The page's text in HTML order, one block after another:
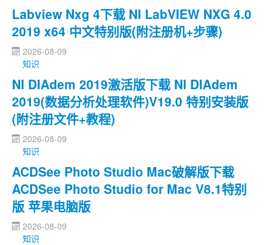
Labview Nxg 4下载 NI LabVIEW NXG 4.0
2019 x64 中文特别版(附注册机+步骤)
2026-08-09
知识
NI DIAdem 2019激活版下载 NI DIAdem
2019(数据分析处理软件)V19.0 特别安装版
(附注册文件+教程)
2026-08-09
知识
ACDSee Photo Studio Mac破解版下载
ACDSee Photo Studio for Mac V8.1特别
版 苹果电脑版
2026-08-09
知识